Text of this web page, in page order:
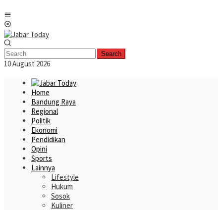
to
content
Search
10 August 2026
Home
Bandung Raya
Regional
Politik
Ekonomi
Pendidikan
Opini
Sports
Lainnya
Lifestyle
Hukum
Sosok
Kuliner